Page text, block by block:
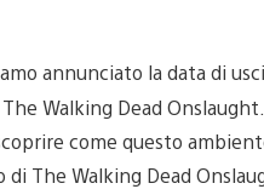
annunciato la data di
Walking Dead
come questo
di The Walking Dead